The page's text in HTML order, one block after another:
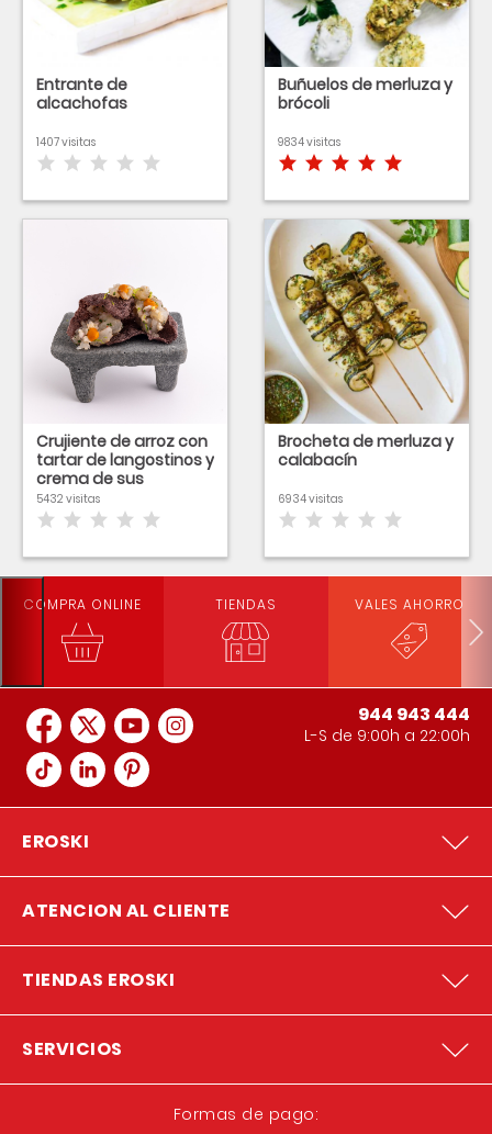
Entrante de
alcachofas
1407 visitas
Buñuelos de merluza y
brócoli
9834 visitas
Crujiente de arroz con
tartar de langostinos y
crema de sus
cabezas
5432 visitas
Brocheta de merluza y
calabacín
6934 visitas
COMPRA ONLINE TIENDAS VALES AHORRO
944 943 444
L-S de 9:00h a 22:00h
EROSKI
ATENCION AL CLIENTE
TIENDAS EROSKI
SERVICIOS
Formas de pago: